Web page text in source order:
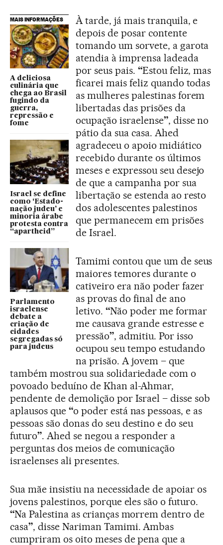
MAIS INFORMAÇÕES
A deliciosa
culinária que
chega ao Brasil
fugindo da
guerra,
repressão e
fome
Israel se define
como ‘Estado-
nação judeu’ e
minoria árabe
protesta contra
“apartheid”
Parlamento
israelense
debate a
criação de
cidades
segregadas só
para judeus
À tarde, já mais tranquila, e
depois de posar contente
tomando um sorvete, a garota
atendia à imprensa ladeada
por seus pais. “Estou feliz, mas
ficarei mais feliz quando todas
as mulheres palestinas forem
libertadas das prisões da
ocupação israelense”, disse no
pátio da sua casa. Ahed
agradeceu o apoio midiático
recebido durante os últimos
meses e expressou seu desejo
de que a campanha por sua
libertação se estenda ao resto
dos adolescentes palestinos
que permanecem em prisões
de Israel.
Tamimi contou que um de seus
maiores temores durante o
cativeiro era não poder fazer
as provas do final de ano
letivo. “Não poder me formar
me causava grande estresse e
pressão”, admitiu. Por isso
ocupou seu tempo estudando
na prisão. A jovem – que
também mostrou sua solidariedade com o
povoado beduíno de Khan al-Ahmar,
pendente de demolição por Israel – disse sob
aplausos que “o poder está nas pessoas, e as
pessoas são donas do seu destino e do seu
futuro”. Ahed se negou a responder a
perguntas dos meios de comunicação
israelenses ali presentes.
Sua mãe insistiu na necessidade de apoiar os
jovens palestinos, porque eles são o futuro.
“Na Palestina as crianças morrem dentro de
casa”, disse Nariman Tamimi. Ambas
cumpriram os oito meses de pena que a